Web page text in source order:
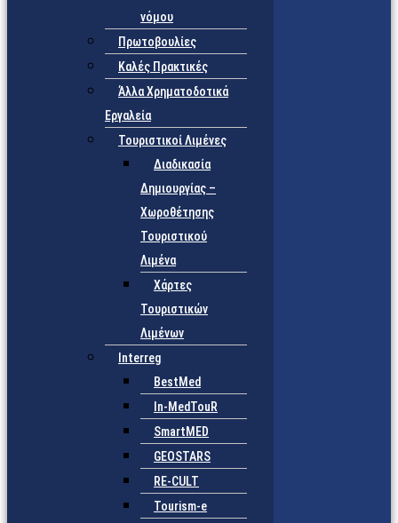
νόμου
Πρωτοβουλίες
Καλές Πρακτικές
Άλλα Χρηματοδοτικά
Εργαλεία
Τουριστικοί Λιμένες
Διαδικασία
Δημιουργίας –
Χωροθέτησης
Τουριστικού
Λιμένα
Χάρτες
Τουριστικών
Λιμένων
Interreg
BestMed
In-MedTouR
SmartMED
GEOSTARS
RE-CULT
Tourism-e